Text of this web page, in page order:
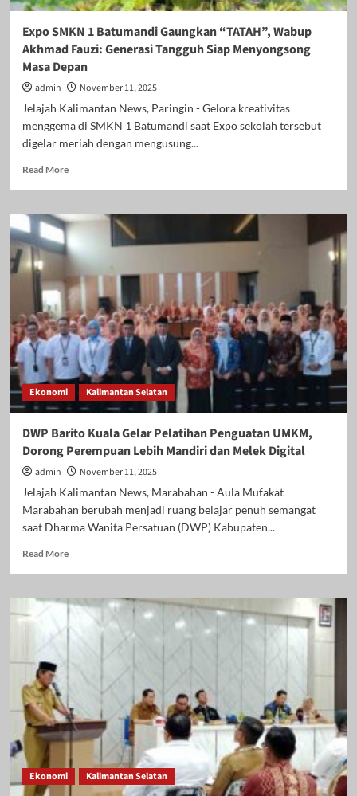
Apresiasi
Expo SMKN 1 Batumandi Gaungkan “TATAH”, Wabup
Akhmad Fauzi: Generasi Tangguh Siap Menyongsong
Masa Depan
admin
November 11, 2025
Jelajah Kalimantan News, Paringin - Gelora kreativitas
menggema di SMKN 1 Batumandi saat Expo sekolah tersebut
digelar meriah dengan mengusung...
Read MoreRead
Expo
SMKN
1
Batumandi
Gaungkan
“TATAH”,
Wabup
Akhmad
Fauzi:
Generasi
Tangguh
Siap
Menyongsong
Masa
Ekonomi Kalimantan Selatan
DWP Barito Kuala Gelar Pelatihan Penguatan UMKM,
Dorong Perempuan Lebih Mandiri dan Melek Digital
admin
November 11, 2025
Jelajah Kalimantan News, Marabahan - Aula Mufakat
Marabahan berubah menjadi ruang belajar penuh semangat
saat Dharma Wanita Persatuan (DWP) Kabupaten...
Read MoreRead
DWP
Barito
Kuala
Gelar
Penguatan
Dorong
Perempuan
Lebih
dan
Melek
Digital
Ekonomi Kalimantan Selatan